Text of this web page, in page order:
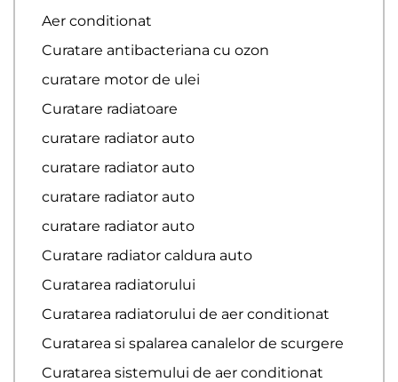
Aer conditionat
Curatare antibacteriana cu ozon
curatare motor de ulei
Curatare radiatoare
curatare radiator auto
curatare radiator auto
curatare radiator auto
curatare radiator auto
Curatare radiator caldura auto
Curatarea radiatorului
Curatarea radiatorului de aer conditionat
Curatarea si spalarea canalelor de scurgere
Curatarea sistemului de aer conditionat